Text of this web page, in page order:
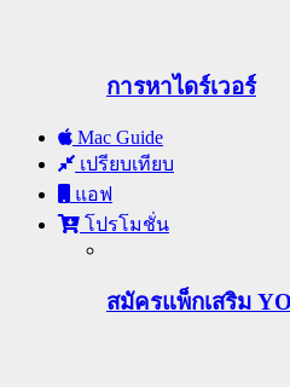
การหาไดร์เวอร์
Mac Guide
เปรียบเทียบ
แอฟ
โปรโมชั่น
สมัครแพ็กเสริม